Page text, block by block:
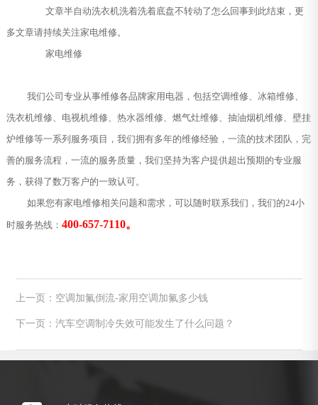
文章半自动洗衣机洗着洗着底盘不转动了怎么回事到此结束，更
多文章请持续关注家电维修。
家电维修
我们公司专业从事维修各品牌家用电器，包括空调维修、冰箱维修、
洗衣机维修、电视机维修、热水器维修、燃气灶维修、抽油烟机维修、壁挂
炉维修等一系列服务项目，我们拥有多年的维修经验，一流的技术团队，完
善的服务流程，一流的服务质量，我们坚持为客户提供超出预期的专业服
务，获得了数万客户的一致认可。
如果您有家电维修相关问题和需求，可以随时联系我们，我们的24小
时服务热线： 400-657-7110。
上一页：空调加氟倒流-家用空调加氟多少钱
下一页：汽车空调制冷失效可能发生了什么问题？